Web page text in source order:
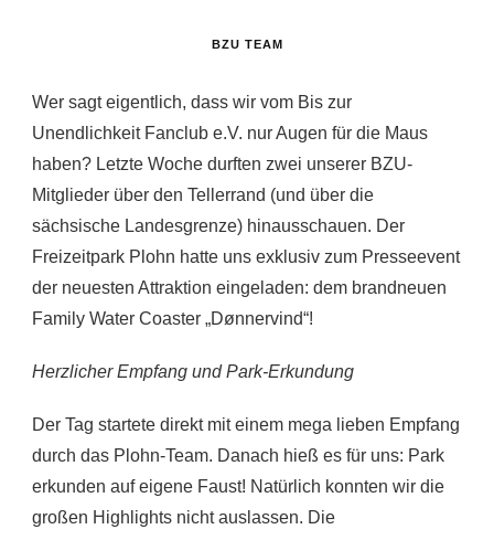
BZU TEAM
Wer sagt eigentlich, dass wir vom Bis zur
Unendlichkeit Fanclub e.V. nur Augen für die Maus
haben? Letzte Woche durften zwei unserer BZU-
Mitglieder über den Tellerrand (und über die
sächsische Landesgrenze) hinausschauen. Der
Freizeitpark Plohn hatte uns exklusiv zum Presseevent
der neuesten Attraktion eingeladen: dem brandneuen
Family Water Coaster „Dønnervind“!
Herzlicher Empfang und Park-Erkundung
Der Tag startete direkt mit einem mega lieben Empfang
durch das Plohn-Team. Danach hieß es für uns: Park
erkunden auf eigene Faust! Natürlich konnten wir die
großen Highlights nicht auslassen. Die